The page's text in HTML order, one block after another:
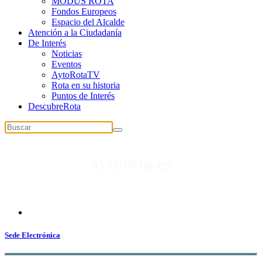
Fondos Europeos
Espacio del Alcalde
Atención a la Ciudadanía
De Interés
Noticias
Eventos
AytoRotaTV
Rota en su historia
Puntos de Interés
DescubreRota
Sede Electrónica